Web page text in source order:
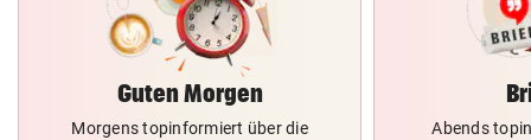
Guten Morgen
Morgens topinformiert über die
Abends